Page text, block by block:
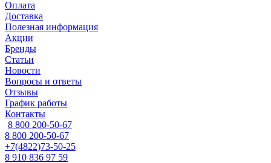
Оплата
Доставка
Полезная информация
Акции
Бренды
Статьи
Новости
Вопросы и ответы
Отзывы
График работы
Контакты
8 800 200-50-67
8 800 200-50-67
+7(4822)73-50-25
8 910 836 97 59